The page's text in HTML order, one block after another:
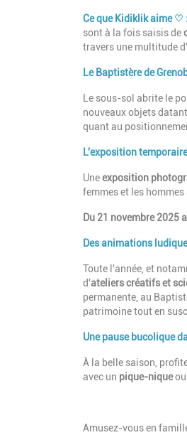
Ce que Kidiklik aime ♡ :
sont à la fois saisis de
travers une multitude
Le Baptistère de
Le sous-sol abrite le
nouveaux objets
quant au
L'exposition
Uneexposition
femmes et les
Du 21 novembre 2025
Des animations
Toute l'année, et
d'ateliers créatifs et
permanente, au
patrimoine tout en
Une pause bucolique
À la belle saison,
avec un pique-nique
Amusez-vous en